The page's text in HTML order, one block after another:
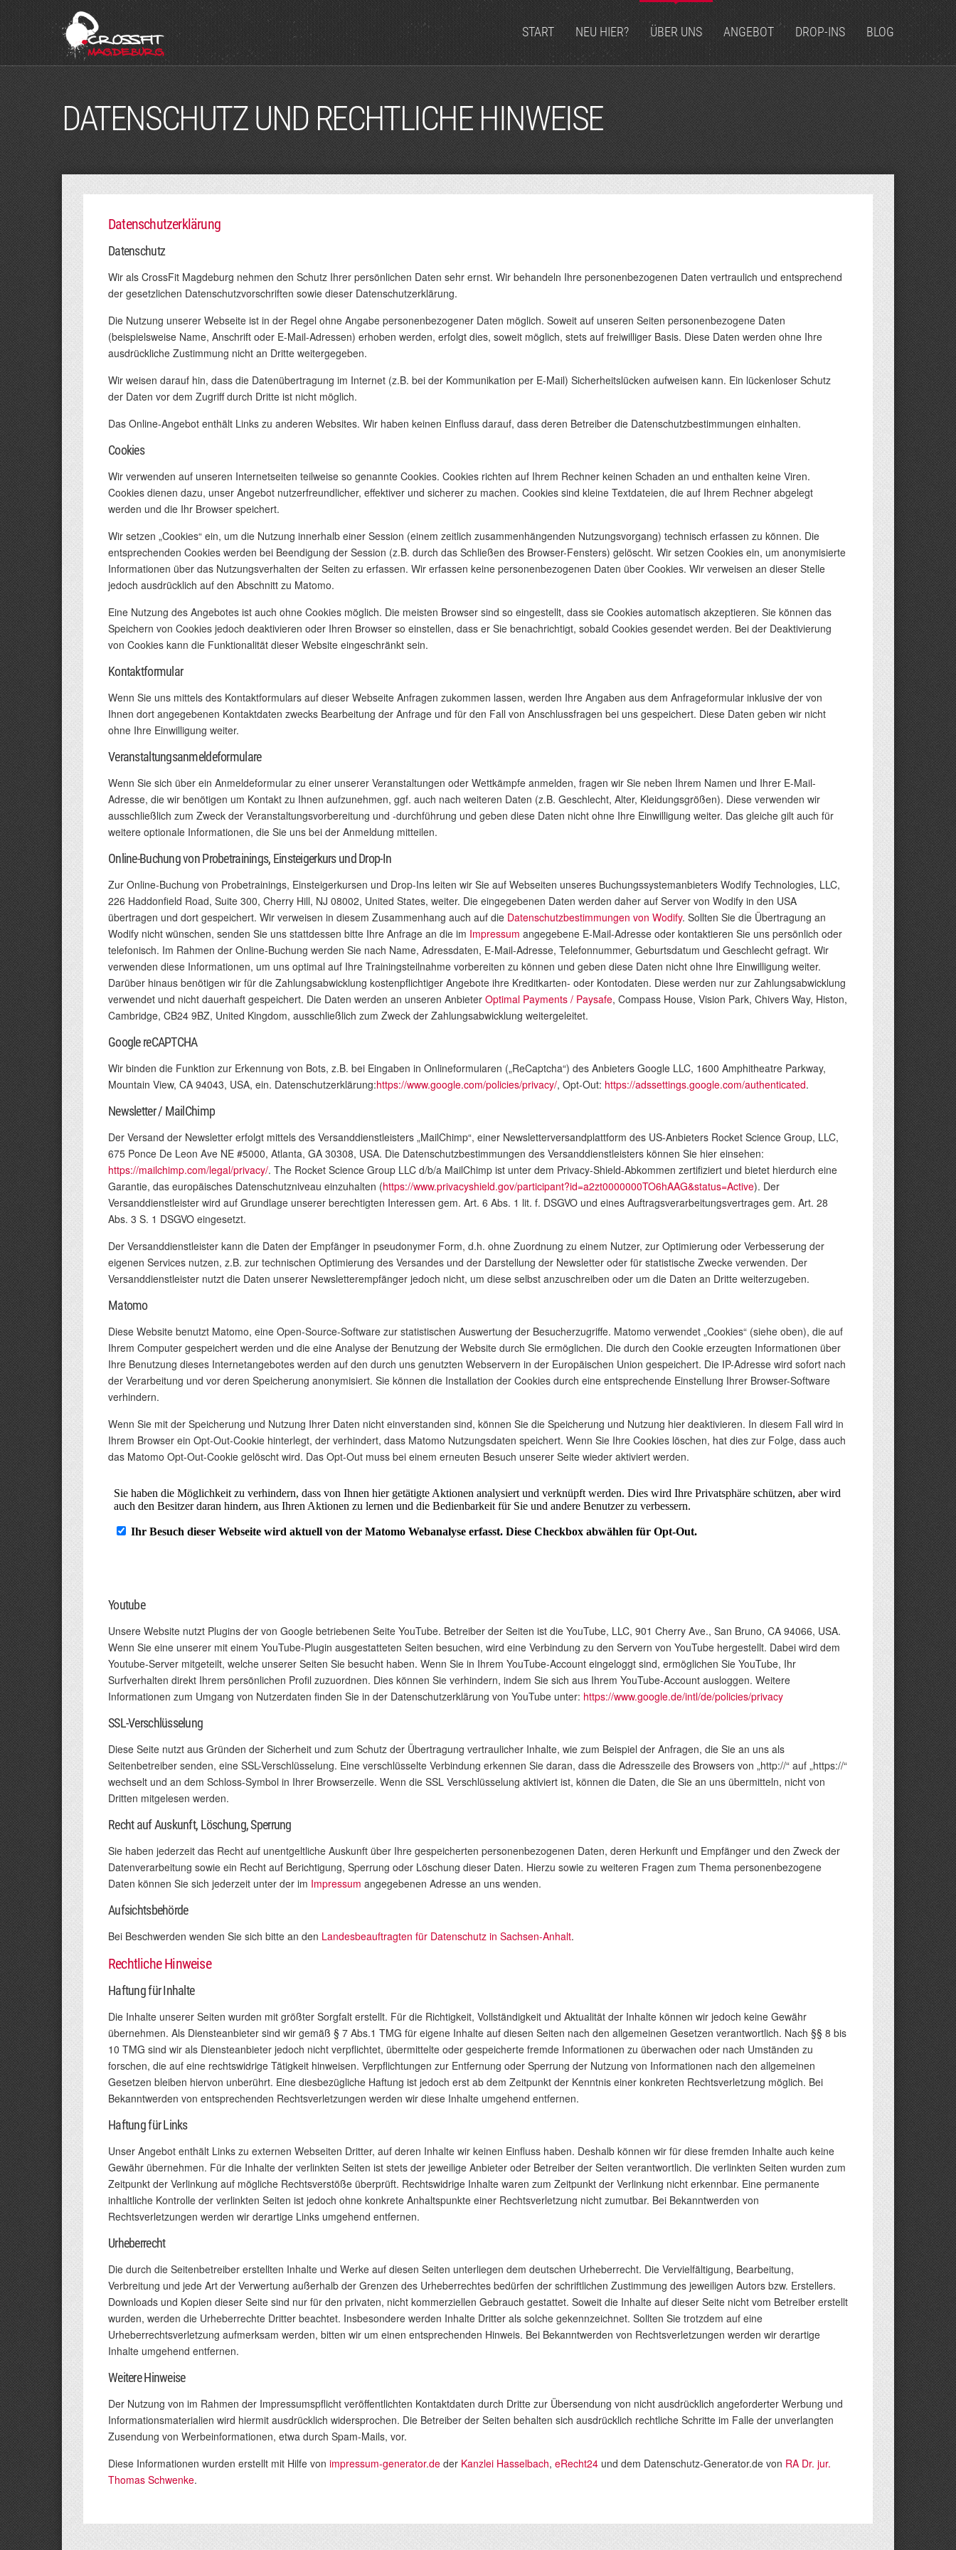
START NEU HIER? ÜBER UNS ANGEBOT DROP-INS BLOG
DATENSCHUTZ UND RECHTLICHE HINWEISE
Datenschutzerklärung
Datenschutz
Wir als CrossFit Magdeburg nehmen den Schutz Ihrer persönlichen Daten sehr ernst. Wir behandeln Ihre personenbezogenen Daten vertraulich und entsprechend
der gesetzlichen Datenschutzvorschriften sowie dieser Datenschutzerklärung.
Die Nutzung unserer Webseite ist in der Regel ohne Angabe personenbezogener Daten möglich. Soweit auf unseren Seiten personenbezogene Daten
(beispielsweise Name, Anschrift oder E-Mail-Adressen) erhoben werden, erfolgt dies, soweit möglich, stets auf freiwilliger Basis. Diese Daten werden ohne Ihre
ausdrückliche Zustimmung nicht an Dritte weitergegeben.
Wir weisen darauf hin, dass die Datenübertragung im Internet (z.B. bei der Kommunikation per E-Mail) Sicherheitslücken aufweisen kann. Ein lückenloser Schutz
der Daten vor dem Zugriff durch Dritte ist nicht möglich.
Das Online-Angebot enthält Links zu anderen Websites. Wir haben keinen Einfluss darauf, dass deren Betreiber die Datenschutzbestimmungen einhalten.
Cookies
Wir verwenden auf unseren Internetseiten teilweise so genannte Cookies. Cookies richten auf Ihrem Rechner keinen Schaden an und enthalten keine Viren.
Cookies dienen dazu, unser Angebot nutzerfreundlicher, effektiver und sicherer zu machen. Cookies sind kleine Textdateien, die auf Ihrem Rechner abgelegt
werden und die Ihr Browser speichert.
Wir setzen „Cookies“ ein, um die Nutzung innerhalb einer Session (einem zeitlich zusammenhängenden Nutzungsvorgang) technisch erfassen zu können. Die
entsprechenden Cookies werden bei Beendigung der Session (z.B. durch das Schließen des Browser-Fensters) gelöscht. Wir setzen Cookies ein, um anonymisierte
Informationen über das Nutzungsverhalten der Seiten zu erfassen. Wir erfassen keine personenbezogenen Daten über Cookies. Wir verweisen an dieser Stelle
jedoch ausdrücklich auf den Abschnitt zu Matomo.
Eine Nutzung des Angebotes ist auch ohne Cookies möglich. Die meisten Browser sind so eingestellt, dass sie Cookies automatisch akzeptieren. Sie können das
Speichern von Cookies jedoch deaktivieren oder Ihren Browser so einstellen, dass er Sie benachrichtigt, sobald Cookies gesendet werden. Bei der Deaktivierung
von Cookies kann die Funktionalität dieser Website eingeschränkt sein.
Kontaktformular
Wenn Sie uns mittels des Kontaktformulars auf dieser Webseite Anfragen zukommen lassen, werden Ihre Angaben aus dem Anfrageformular inklusive der von
Ihnen dort angegebenen Kontaktdaten zwecks Bearbeitung der Anfrage und für den Fall von Anschlussfragen bei uns gespeichert. Diese Daten geben wir nicht
ohne Ihre Einwilligung weiter.
Veranstaltungsanmeldeformulare
Wenn Sie sich über ein Anmeldeformular zu einer unserer Veranstaltungen oder Wettkämpfe anmelden, fragen wir Sie neben Ihrem Namen und Ihrer E-Mail-
Adresse, die wir benötigen um Kontakt zu Ihnen aufzunehmen, ggf. auch nach weiteren Daten (z.B. Geschlecht, Alter, Kleidungsgrößen). Diese verwenden wir
ausschließlich zum Zweck der Veranstaltungsvorbereitung und -durchführung und geben diese Daten nicht ohne Ihre Einwilligung weiter. Das gleiche gilt auch für
weitere optionale Informationen, die Sie uns bei der Anmeldung mitteilen.
Online-Buchung von Probetrainings, Einsteigerkurs und Drop-In
Zur Online-Buchung von Probetrainings, Einsteigerkursen und Drop-Ins leiten wir Sie auf Webseiten unseres Buchungssystemanbieters Wodify Technologies, LLC,
226 Haddonfield Road, Suite 300, Cherry Hill, NJ 08002, United States, weiter. Die eingegebenen Daten werden daher auf Server von Wodify in den USA
übertragen und dort gespeichert. Wir verweisen in diesem Zusammenhang auch auf die Datenschutzbestimmungen von Wodify. Sollten Sie die Übertragung an
Wodify nicht wünschen, senden Sie uns stattdessen bitte Ihre Anfrage an die im Impressum angegebene E-Mail-Adresse oder kontaktieren Sie uns persönlich oder
telefonisch. Im Rahmen der Online-Buchung werden Sie nach Name, Adressdaten, E-Mail-Adresse, Telefonnummer, Geburtsdatum und Geschlecht gefragt. Wir
verwenden diese Informationen, um uns optimal auf Ihre Trainingsteilnahme vorbereiten zu können und geben diese Daten nicht ohne Ihre Einwilligung weiter.
Darüber hinaus benötigen wir für die Zahlungsabwicklung kostenpflichtiger Angebote ihre Kreditkarten- oder Kontodaten. Diese werden nur zur Zahlungsabwicklung
verwendet und nicht dauerhaft gespeichert. Die Daten werden an unseren Anbieter Optimal Payments / Paysafe, Compass House, Vision Park, Chivers Way, Histon,
Cambridge, CB24 9BZ, United Kingdom, ausschließlich zum Zweck der Zahlungsabwicklung weitergeleitet.
Google reCAPTCHA
Wir binden die Funktion zur Erkennung von Bots, z.B. bei Eingaben in Onlineformularen („ReCaptcha“) des Anbieters Google LLC, 1600 Amphitheatre Parkway,
Mountain View, CA 94043, USA, ein. Datenschutzerklärung:https://www.google.com/policies/privacy/, Opt-Out: https://adssettings.google.com/authenticated.
Newsletter / MailChimp
Der Versand der Newsletter erfolgt mittels des Versanddienstleisters „MailChimp“, einer Newsletterversandplattform des US-Anbieters Rocket Science Group, LLC,
675 Ponce De Leon Ave NE #5000, Atlanta, GA 30308, USA. Die Datenschutzbestimmungen des Versanddienstleisters können Sie hier einsehen:
https://mailchimp.com/legal/privacy/. The Rocket Science Group LLC d/b/a MailChimp ist unter dem Privacy-Shield-Abkommen zertifiziert und bietet hierdurch eine
Garantie, das europäisches Datenschutzniveau einzuhalten (https://www.privacyshield.gov/participant?id=a2zt0000000TO6hAAG&status=Active). Der
Versanddienstleister wird auf Grundlage unserer berechtigten Interessen gem. Art. 6 Abs. 1 lit. f. DSGVO und eines Auftragsverarbeitungsvertrages gem. Art. 28
Abs. 3 S. 1 DSGVO eingesetzt.
Der Versanddienstleister kann die Daten der Empfänger in pseudonymer Form, d.h. ohne Zuordnung zu einem Nutzer, zur Optimierung oder Verbesserung der
eigenen Services nutzen, z.B. zur technischen Optimierung des Versandes und der Darstellung der Newsletter oder für statistische Zwecke verwenden. Der
Versanddienstleister nutzt die Daten unserer Newsletterempfänger jedoch nicht, um diese selbst anzuschreiben oder um die Daten an Dritte weiterzugeben.
Matomo
Diese Website benutzt Matomo, eine Open-Source-Software zur statistischen Auswertung der Besucherzugriffe. Matomo verwendet „Cookies“ (siehe oben), die auf
Ihrem Computer gespeichert werden und die eine Analyse der Benutzung der Website durch Sie ermöglichen. Die durch den Cookie erzeugten Informationen über
Ihre Benutzung dieses Internetangebotes werden auf den durch uns genutzten Webservern in der Europäischen Union gespeichert. Die IP-Adresse wird sofort nach
der Verarbeitung und vor deren Speicherung anonymisiert. Sie können die Installation der Cookies durch eine entsprechende Einstellung Ihrer Browser-Software
verhindern.
Wenn Sie mit der Speicherung und Nutzung Ihrer Daten nicht einverstanden sind, können Sie die Speicherung und Nutzung hier deaktivieren. In diesem Fall wird in
Ihrem Browser ein Opt-Out-Cookie hinterlegt, der verhindert, dass Matomo Nutzungsdaten speichert. Wenn Sie Ihre Cookies löschen, hat dies zur Folge, dass auch
das Matomo Opt-Out-Cookie gelöscht wird. Das Opt-Out muss bei einem erneuten Besuch unserer Seite wieder aktiviert werden.
Youtube
Unsere Website nutzt Plugins der von Google betriebenen Seite YouTube. Betreiber der Seiten ist die YouTube, LLC, 901 Cherry Ave., San Bruno, CA 94066, USA.
Wenn Sie eine unserer mit einem YouTube-Plugin ausgestatteten Seiten besuchen, wird eine Verbindung zu den Servern von YouTube hergestellt. Dabei wird dem
Youtube-Server mitgeteilt, welche unserer Seiten Sie besucht haben. Wenn Sie in Ihrem YouTube-Account eingeloggt sind, ermöglichen Sie YouTube, Ihr
Surfverhalten direkt Ihrem persönlichen Profil zuzuordnen. Dies können Sie verhindern, indem Sie sich aus Ihrem YouTube-Account ausloggen. Weitere
Informationen zum Umgang von Nutzerdaten finden Sie in der Datenschutzerklärung von YouTube unter: https://www.google.de/intl/de/policies/privacy
SSL-Verschlüsselung
Diese Seite nutzt aus Gründen der Sicherheit und zum Schutz der Übertragung vertraulicher Inhalte, wie zum Beispiel der Anfragen, die Sie an uns als
Seitenbetreiber senden, eine SSL-Verschlüsselung. Eine verschlüsselte Verbindung erkennen Sie daran, dass die Adresszeile des Browsers von „http://“ auf „https://“
wechselt und an dem Schloss-Symbol in Ihrer Browserzeile. Wenn die SSL Verschlüsselung aktiviert ist, können die Daten, die Sie an uns übermitteln, nicht von
Dritten mitgelesen werden.
Recht auf Auskunft, Löschung, Sperrung
Sie haben jederzeit das Recht auf unentgeltliche Auskunft über Ihre gespeicherten personenbezogenen Daten, deren Herkunft und Empfänger und den Zweck der
Datenverarbeitung sowie ein Recht auf Berichtigung, Sperrung oder Löschung dieser Daten. Hierzu sowie zu weiteren Fragen zum Thema personenbezogene
Daten können Sie sich jederzeit unter der im Impressum angegebenen Adresse an uns wenden.
Aufsichtsbehörde
Bei Beschwerden wenden Sie sich bitte an den Landesbeauftragten für Datenschutz in Sachsen-Anhalt.
Rechtliche Hinweise
Haftung für Inhalte
Die Inhalte unserer Seiten wurden mit größter Sorgfalt erstellt. Für die Richtigkeit, Vollständigkeit und Aktualität der Inhalte können wir jedoch keine Gewähr
übernehmen. Als Diensteanbieter sind wir gemäß § 7 Abs.1 TMG für eigene Inhalte auf diesen Seiten nach den allgemeinen Gesetzen verantwortlich. Nach §§ 8 bis
10 TMG sind wir als Diensteanbieter jedoch nicht verpflichtet, übermittelte oder gespeicherte fremde Informationen zu überwachen oder nach Umständen zu
forschen, die auf eine rechtswidrige Tätigkeit hinweisen. Verpflichtungen zur Entfernung oder Sperrung der Nutzung von Informationen nach den allgemeinen
Gesetzen bleiben hiervon unberührt. Eine diesbezügliche Haftung ist jedoch erst ab dem Zeitpunkt der Kenntnis einer konkreten Rechtsverletzung möglich. Bei
Bekanntwerden von entsprechenden Rechtsverletzungen werden wir diese Inhalte umgehend entfernen.
Haftung für Links
Unser Angebot enthält Links zu externen Webseiten Dritter, auf deren Inhalte wir keinen Einfluss haben. Deshalb können wir für diese fremden Inhalte auch keine
Gewähr übernehmen. Für die Inhalte der verlinkten Seiten ist stets der jeweilige Anbieter oder Betreiber der Seiten verantwortlich. Die verlinkten Seiten wurden zum
Zeitpunkt der Verlinkung auf mögliche Rechtsverstöße überprüft. Rechtswidrige Inhalte waren zum Zeitpunkt der Verlinkung nicht erkennbar. Eine permanente
inhaltliche Kontrolle der verlinkten Seiten ist jedoch ohne konkrete Anhaltspunkte einer Rechtsverletzung nicht zumutbar. Bei Bekanntwerden von
Rechtsverletzungen werden wir derartige Links umgehend entfernen.
Urheberrecht
Die durch die Seitenbetreiber erstellten Inhalte und Werke auf diesen Seiten unterliegen dem deutschen Urheberrecht. Die Vervielfältigung, Bearbeitung,
Verbreitung und jede Art der Verwertung außerhalb der Grenzen des Urheberrechtes bedürfen der schriftlichen Zustimmung des jeweiligen Autors bzw. Erstellers.
Downloads und Kopien dieser Seite sind nur für den privaten, nicht kommerziellen Gebrauch gestattet. Soweit die Inhalte auf dieser Seite nicht vom Betreiber erstellt
wurden, werden die Urheberrechte Dritter beachtet. Insbesondere werden Inhalte Dritter als solche gekennzeichnet. Sollten Sie trotzdem auf eine
Urheberrechtsverletzung aufmerksam werden, bitten wir um einen entsprechenden Hinweis. Bei Bekanntwerden von Rechtsverletzungen werden wir derartige
Inhalte umgehend entfernen.
Weitere Hinweise
Der Nutzung von im Rahmen der Impressumspflicht veröffentlichten Kontaktdaten durch Dritte zur Übersendung von nicht ausdrücklich angeforderter Werbung und
Informationsmaterialien wird hiermit ausdrücklich widersprochen. Die Betreiber der Seiten behalten sich ausdrücklich rechtliche Schritte im Falle der unverlangten
Zusendung von Werbeinformationen, etwa durch Spam-Mails, vor.
Diese Informationen wurden erstellt mit Hilfe von impressum-generator.de der Kanzlei Hasselbach, eRecht24 und dem Datenschutz-Generator.de von RA Dr. jur.
Thomas Schwenke.